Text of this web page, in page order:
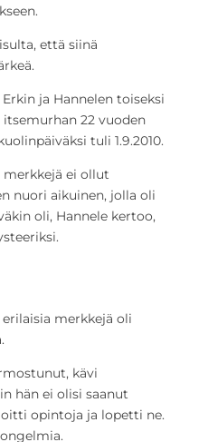
että siinä
ja Hannelen toiseksi
22 vuoden
tuli 1.9.2010.
merkkejä ei ollut
nuori aikuinen, jolla oli
oli, Hannele kertoo,
merkkejä oli
kävi
hän ei olisi saanut
opintoja ja lopetti ne.